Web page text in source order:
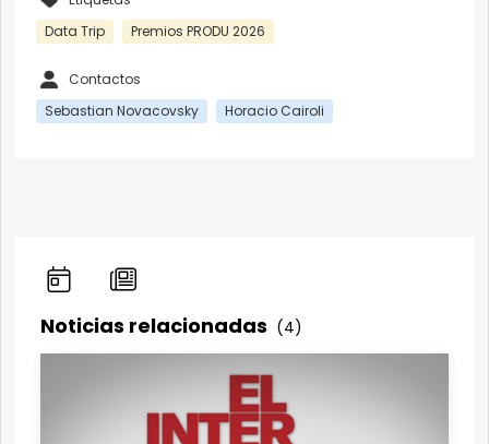
Data Trip
Premios PRODU 2026
Contactos
Sebastian Novacovsky
Horacio Cairoli
Noticias relacionadas (4)